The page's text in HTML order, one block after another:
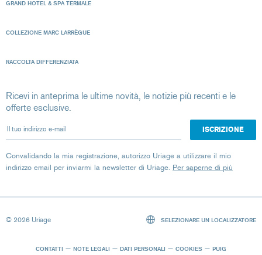
GRAND HOTEL & SPA TERMALE
COLLEZIONE MARC LARRÈGUE
RACCOLTA DIFFERENZIATA
Ricevi in anteprima le ultime novità, le notizie più recenti e le
offerte esclusive.
Il tuo indirizzo e-mail
Convalidando la mia registrazione, autorizzo Uriage a utilizzare il mio
indirizzo email per inviarmi la newsletter di Uriage. Per saperne di più
© 2026 Uriage
CONTATTI NOTE LEGALI DATI PERSONALI COOKIES PUIG
SELEZIONARE UN LOCALIZZATORE